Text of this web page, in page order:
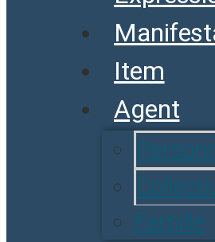
Item
Agent
Famille